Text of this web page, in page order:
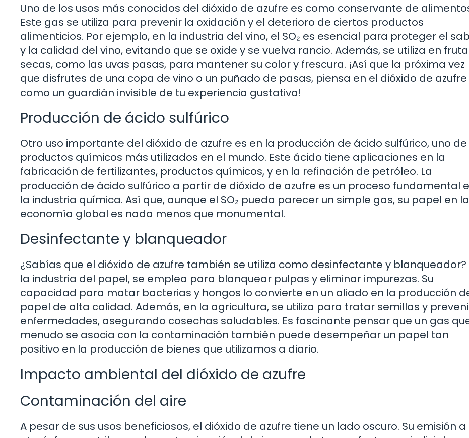
Uno de los usos más conocidos del dióxido de azufre es como conservante de
Este gas se utiliza para prevenir la oxidación y el deterioro de ciertos productos
alimenticios. Por ejemplo, en la industria del vino, el SO₂ es esencial para proteger el
y la calidad del vino, evitando que se oxide y se vuelva rancio. Además, se utiliza en
secas, como las uvas pasas, para mantener su color y frescura. ¡Así que la próxima vez
que disfrutes de una copa de vino o un puñado de pasas, piensa en el dióxido de azufre
como un guardián invisible de tu experiencia gustativa!
Producción de ácido sulfúrico
Otro uso importante del dióxido de azufre es en la producción de ácido sulfúrico, uno de
productos químicos más utilizados en el mundo. Este ácido tiene aplicaciones en la
fabricación de fertilizantes, productos químicos, y en la refinación de petróleo. La
producción de ácido sulfúrico a partir de dióxido de azufre es un proceso fundamental
la industria química. Así que, aunque el SO₂ pueda parecer un simple gas, su papel en la
economía global es nada menos que monumental.
Desinfectante y blanqueador
¿Sabías que el dióxido de azufre también se utiliza como desinfectante y blanqueador?
la industria del papel, se emplea para blanquear pulpas y eliminar impurezas. Su
capacidad para matar bacterias y hongos lo convierte en un aliado en la producción
papel de alta calidad. Además, en la agricultura, se utiliza para tratar semillas y
enfermedades, asegurando cosechas saludables. Es fascinante pensar que un gas
menudo se asocia con la contaminación también puede desempeñar un papel tan
positivo en la producción de bienes que utilizamos a diario.
Impacto ambiental del dióxido de azufre
Contaminación del aire
A pesar de sus usos beneficiosos, el dióxido de azufre tiene un lado oscuro. Su emisión a